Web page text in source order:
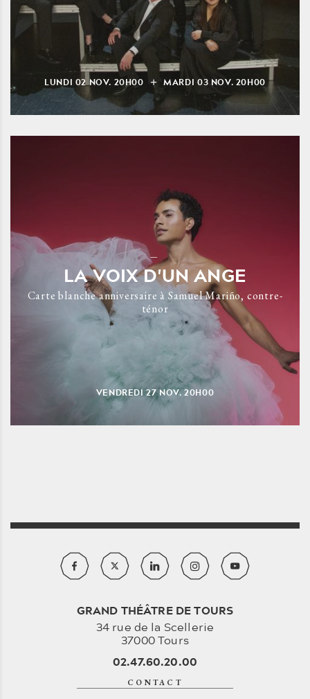
LUNDI 02NOV. 20H00 MARDI 03 NOV. 20H00
LA VOIX D'UN ANGE
Carte blanche anniversaire à Samuel Mariño, contre-
ténor
VENDREDI27NOV.20H00
GRAND THÉÂTRE DE TOURS
34 rue de la Scellerie
37000 Tours
02.47.60.20.00
CONTACT